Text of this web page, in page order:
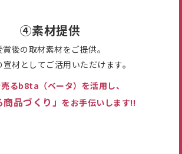
④素材提供
賞後の取材素材をご提供。
宣材としてご活用いただけます。
るb8ta（ベータ）を活用し、
商品づくり」 をお手伝いします!!